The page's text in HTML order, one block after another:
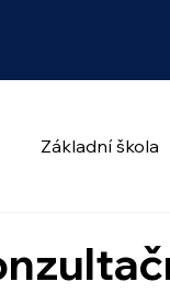
Základní škola